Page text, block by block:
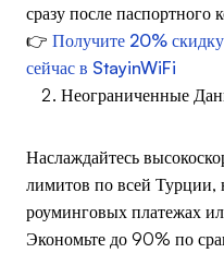
сразу после паспортного
👉 Получите 20%
сейчас в StayinWiFi
Неограниченные
Наслаждайтесь
лимитов по всей Турции,
роуминговых платежах
Экономьте до 90% по